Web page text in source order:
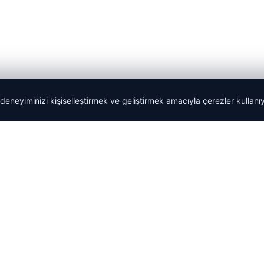
kişiselleştirmek ve geliştirmek amacıyla çerezler